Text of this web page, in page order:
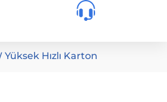
Yüksek Hızlı Karton